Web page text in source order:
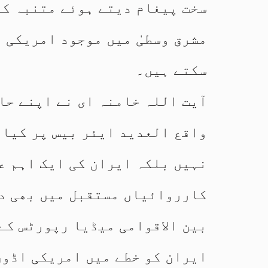
سخت پیغام دیتے ہوئے متنبہ
مشرق وسطیٰ میں موجود
سکتے ہیں۔
آیت اللہ خامنہ ای نے اپنے
واقع العدید ایئر بیس پر
نہیں بلکہ ایران کی ایک اہم
کارروائیاں مستقبل میں بھی
بین الاقوامی میڈیا رپورٹس
ایران کو خطے میں امریکی